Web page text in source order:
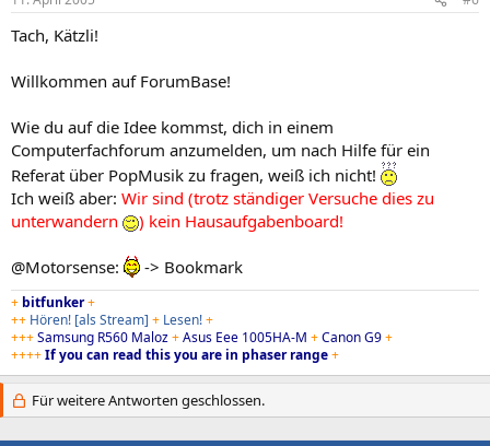
Tach, Kätzli!
Willkommen auf ForumBase!
Wie du auf die Idee kommst, dich in einem
Computerfachforum anzumelden, um nach Hilfe für ein
Referat über PopMusik zu fragen, weiß ich nicht!
Ich weiß aber: Wir sind (trotz ständiger Versuche dies zu
unterwandern
) kein Hausaufgabenboard!
@Motorsense: -> Bookmark
+ bitfunker+
++ Hören! [als Stream] + Lesen!+
+++Samsung R560 Maloz+Asus Eee 1005HA-M +Canon G9+
++++If you can read this you are in phaser range+
Für weitere Antworten geschlossen.